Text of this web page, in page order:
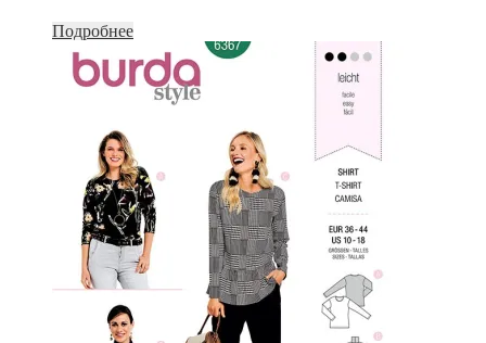
Подробнее